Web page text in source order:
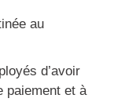
au
d’avoir
paiement et à